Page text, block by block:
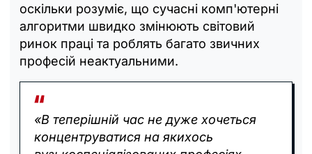
оскільки розуміє, що сучасні комп'ютерні
алгоритми швидко змінюють світовий
ринок праці та роблять багато звичних
професій неактуальними.
«В теперішній час не дуже хочеться
концентруватися на якихось